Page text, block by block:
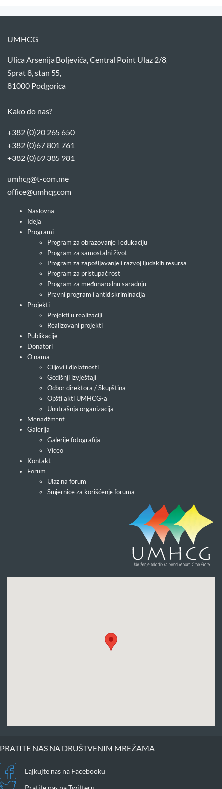
UMHCG
Ulica Arsenija Boljevića, Central Point Ulaz 2/8,
Sprat 8, stan 55,
81000 Podgorica
Kako do nas?
+382 (0)20 265 650
+382 (0)67 801 761
+382 (0)69 385 981
umhcg@t-com.me
office@umhcg.com
Naslovna
Ideja
Programi
Program za obrazovanje i edukaciju
Program za samostalni život
Program za zapošljavanje i razvoj ljudskih resursa
Program za pristupačnost
Program za međunarodnu saradnju
Pravni program i antidiskriminacija
Projekti
Projekti u realizaciji
Realizovani projekti
Publikacije
Donatori
O nama
Ciljevi i djelatnosti
Godišnji izvještaji
Odbor direktora / Skupština
Opšti akti UMHCG-a
Unutrašnja organizacija
Menadžment
Galerija
Galerije fotografija
Video
Kontakt
Forum
Ulaz na forum
Smjernice za korišćenje foruma
PRATITE NAS NA DRUŠTVENIM MREŽAMA
Lajkujte nas na Facebooku
Pratite nas na Twitteru